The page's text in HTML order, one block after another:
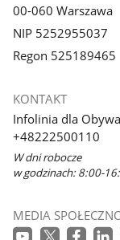
00-060 Warszawa
NIP 5252955037
Regon 525189465
KONTAKT
Infolinia dla
+48222500110
W dni robocze
w godzinach: 8:00-
MEDIA